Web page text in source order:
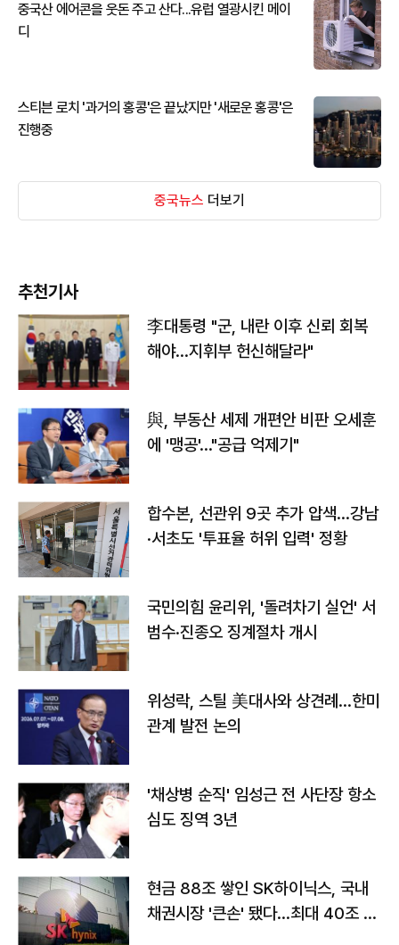
중국산 에어콘을 웃돈 주고 산다...유럽 열광시킨 메이
디
스티븐 로치 '과거의 홍콩'은 끝났지만 '새로운 홍콩'은
진행중
중국뉴스 더보기
추천기사
李대통령 "군, 내란 이후 신뢰 회복
해야…지휘부 헌신해달라"
與, 부동산 세제 개편안 비판 오세훈
에 '맹공'…"공급 억제기"
합수본, 선관위 9곳 추가 압색…강남
·서초도 '투표율 허위 입력' 정황
국민의힘 윤리위, '돌려차기 실언' 서
범수·진종오 징계절차 개시
위성락, 스틸 美대사와 상견례…한미
관계 발전 논의
'채상병 순직' 임성근 전 사단장 항소
심도 징역 3년
현금 88조 쌓인 SK하이닉스, 국내
채권시장 '큰손' 됐다…최대 40조 투